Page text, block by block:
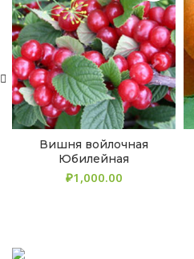
Вишня войлочная
Юбилейная
₽